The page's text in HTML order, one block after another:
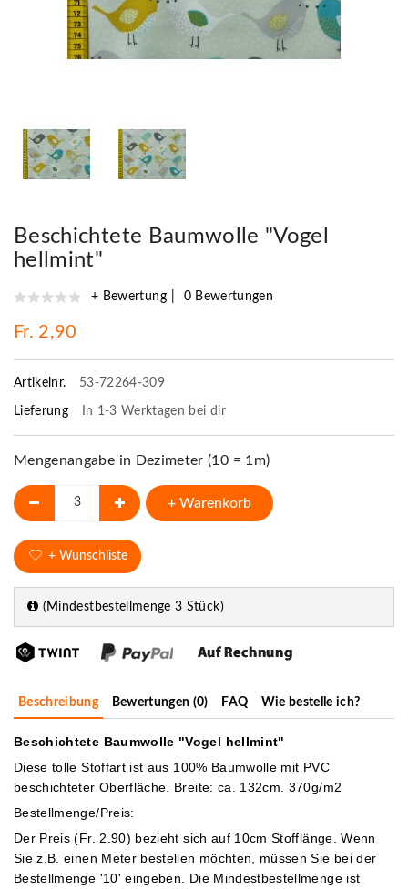
Beschichtete Baumwolle "Vogel
hellmint"
+ Bewertung 0 Bewertungen
Fr. 2,90
Artikelnr. 53-72264-309
Lieferung In 1-3 Werktagen bei dir
Mengenangabe in Dezimeter (10 = 1m)
+ Warenkorb
+ Wunschliste
(Mindestbestellmenge 3 Stück)
Beschreibung Bewertungen (0) FAQ Wie bestelle ich?
Beschichtete Baumwolle "Vogel hellmint"
Diese tolle Stoffart ist aus 100% Baumwolle mit PVC
beschichteter Oberfläche. Breite: ca. 132cm. 370g/m2
Bestellmenge/Preis:
Der Preis (Fr. 2.90) bezieht sich auf 10cm Stofflänge. Wenn
Sie z.B. einen Meter bestellen möchten, müssen Sie bei der
Bestellmenge '10' eingeben. Die Mindestbestellmenge ist